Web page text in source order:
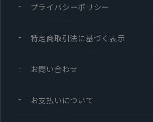
プライバシーポリシー
特定商取引法に基づく表示
お問い合わせ
お支払いについて